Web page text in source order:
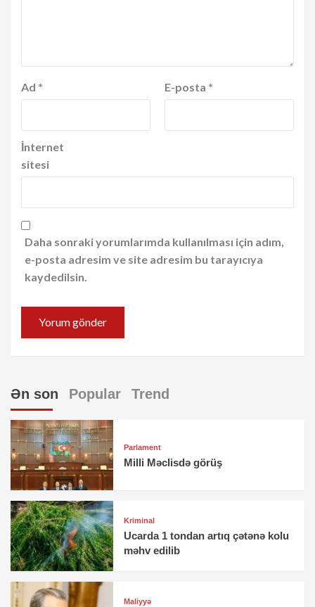
Ad * E-posta *
İnternet
sitesi
Daha sonraki yorumlarımda kullanılması için adım,
e-posta adresim ve site adresim bu tarayıcıya
kaydedilsin.
Ən son Popular Trend
Parlament
Milli Məclisdə görüş
Kriminal
Ucarda 1 tondan artıq çətənə kolu
məhv edilib
Maliyyə